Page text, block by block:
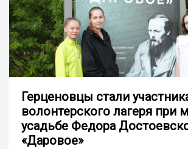
Герценовцы стали
волонтерского лагеря при
усадьбе Федора
«Даровое»